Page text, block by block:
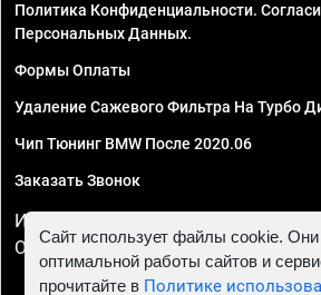
Политика Конфиденциальности.
Персональных Данных.
Формы Оплаты
Удаление Сажевого Фильтра На Турбо
Чип Тюнинг BMW После 2020.06
Заказать Звонок
ИП Смирнов Георгий Павлович. ИНН
ОГРНИП 324470400032610
Сайт использует файлы cookie.
оптимальной работы сайтов и
прочитайте в Политике